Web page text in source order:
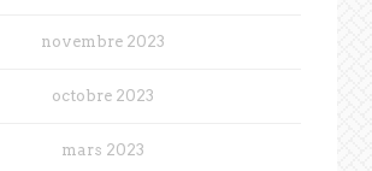
novembre 2023
octobre 2023
mars 2023